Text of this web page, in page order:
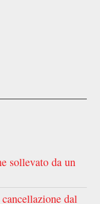
sollevato da un
dal